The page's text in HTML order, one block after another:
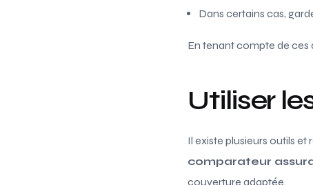
Dans certains cas,
En tenant compte de ces
Utiliser
Il existe plusieurs outils
comparateur
couverture adaptée.